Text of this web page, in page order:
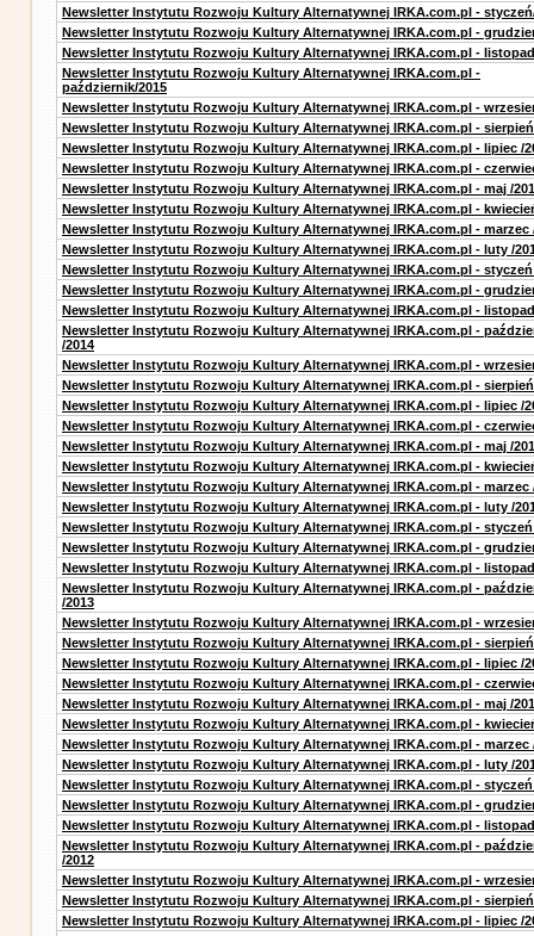
Newsletter Instytutu Rozwoju Kultury Alternatywnej IRKA.com.pl -
Newsletter Instytutu Rozwoju Kultury Alternatywnej IRKA.com.pl -
Newsletter Instytutu Rozwoju Kultury Alternatywnej IRKA.com.pl -
Newsletter Instytutu Rozwoju Kultury Alternatywnej IRKA.com.pl -
październik/2015
Newsletter Instytutu Rozwoju Kultury Alternatywnej IRKA.com.pl -
Newsletter Instytutu Rozwoju Kultury Alternatywnej IRKA.com.pl -
Newsletter Instytutu Rozwoju Kultury Alternatywnej IRKA.com.pl - lipiec /
Newsletter Instytutu Rozwoju Kultury Alternatywnej IRKA.com.pl -
Newsletter Instytutu Rozwoju Kultury Alternatywnej IRKA.com.pl - maj /
Newsletter Instytutu Rozwoju Kultury Alternatywnej IRKA.com.pl -
Newsletter Instytutu Rozwoju Kultury Alternatywnej IRKA.com.pl - marzec
Newsletter Instytutu Rozwoju Kultury Alternatywnej IRKA.com.pl - luty /
Newsletter Instytutu Rozwoju Kultury Alternatywnej IRKA.com.pl - styczeń
Newsletter Instytutu Rozwoju Kultury Alternatywnej IRKA.com.pl -
Newsletter Instytutu Rozwoju Kultury Alternatywnej IRKA.com.pl - listopad
Newsletter Instytutu Rozwoju Kultury Alternatywnej IRKA.com.pl -
/2014
Newsletter Instytutu Rozwoju Kultury Alternatywnej IRKA.com.pl -
Newsletter Instytutu Rozwoju Kultury Alternatywnej IRKA.com.pl - sierpień
Newsletter Instytutu Rozwoju Kultury Alternatywnej IRKA.com.pl - lipiec /
Newsletter Instytutu Rozwoju Kultury Alternatywnej IRKA.com.pl -
Newsletter Instytutu Rozwoju Kultury Alternatywnej IRKA.com.pl - maj /
Newsletter Instytutu Rozwoju Kultury Alternatywnej IRKA.com.pl -
Newsletter Instytutu Rozwoju Kultury Alternatywnej IRKA.com.pl - marzec
Newsletter Instytutu Rozwoju Kultury Alternatywnej IRKA.com.pl - luty /
Newsletter Instytutu Rozwoju Kultury Alternatywnej IRKA.com.pl - styczeń
Newsletter Instytutu Rozwoju Kultury Alternatywnej IRKA.com.pl -
Newsletter Instytutu Rozwoju Kultury Alternatywnej IRKA.com.pl - listopad
Newsletter Instytutu Rozwoju Kultury Alternatywnej IRKA.com.pl -
/2013
Newsletter Instytutu Rozwoju Kultury Alternatywnej IRKA.com.pl -
Newsletter Instytutu Rozwoju Kultury Alternatywnej IRKA.com.pl - sierpień
Newsletter Instytutu Rozwoju Kultury Alternatywnej IRKA.com.pl - lipiec /
Newsletter Instytutu Rozwoju Kultury Alternatywnej IRKA.com.pl -
Newsletter Instytutu Rozwoju Kultury Alternatywnej IRKA.com.pl - maj /
Newsletter Instytutu Rozwoju Kultury Alternatywnej IRKA.com.pl -
Newsletter Instytutu Rozwoju Kultury Alternatywnej IRKA.com.pl - marzec
Newsletter Instytutu Rozwoju Kultury Alternatywnej IRKA.com.pl - luty /
Newsletter Instytutu Rozwoju Kultury Alternatywnej IRKA.com.pl - styczeń
Newsletter Instytutu Rozwoju Kultury Alternatywnej IRKA.com.pl -
Newsletter Instytutu Rozwoju Kultury Alternatywnej IRKA.com.pl - listopad
Newsletter Instytutu Rozwoju Kultury Alternatywnej IRKA.com.pl -
/2012
Newsletter Instytutu Rozwoju Kultury Alternatywnej IRKA.com.pl -
Newsletter Instytutu Rozwoju Kultury Alternatywnej IRKA.com.pl - sierpień
Newsletter Instytutu Rozwoju Kultury Alternatywnej IRKA.com.pl - lipiec /